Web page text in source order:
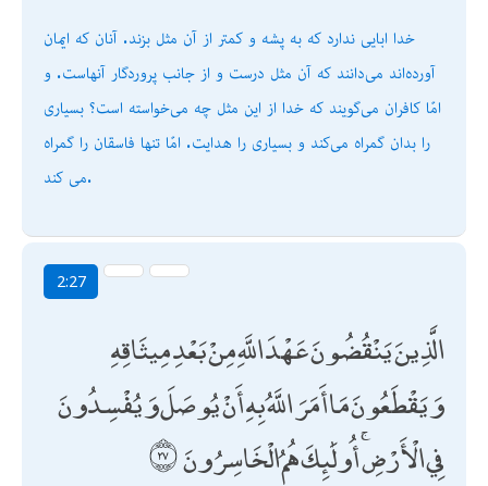
خدا ابايى ندارد كه به پشه و كمتر از آن مثل بزند. آنان كه ايمان
آورده‌اند مى‌دانند كه آن مثل درست و از جانب پروردگار آنهاست. و
امّا كافران مى‌گويند كه خدا از اين مثل چه مى‌خواسته است؟ بسيارى
را بدان گمراه مى‌كند و بسيارى را هدايت. امّا تنها فاسقان را گمراه
مى كند.
2:27
الَّذِينَ يَنْقُضُونَ عَهْدَ اللَّهِ مِنْ بَعْدِ مِيثَاقِهِ
وَيَقْطَعُونَ مَا أَمَرَ اللَّهُ بِهِ أَنْ يُوصَلَ وَيُفْسِدُونَ
فِي الْأَرْضِ ۚ أُولَٰئِكَ هُمُ الْخَاسِرُونَ